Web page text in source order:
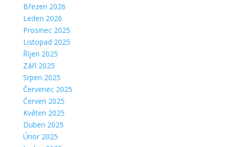
Březen 2026
Leden 2026
Prosinec 2025
Listopad 2025
Říjen 2025
Září 2025
Srpen 2025
Červenec 2025
Červen 2025
Květen 2025
Duben 2025
Únor 2025